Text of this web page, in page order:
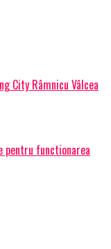
City Râmnicu Vâlcea
pentru functionarea